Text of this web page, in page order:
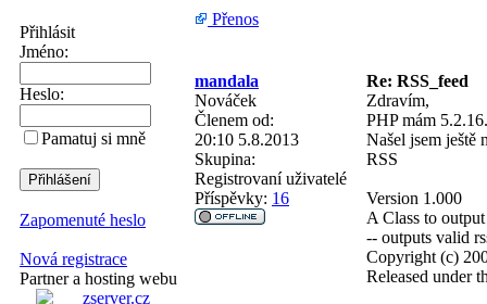
Přihlásit
Jméno:
Heslo:
Pamatuj si mně
Zapomenuté heslo
Nová registrace
Partner a hosting webu
Přenos
mandala
Re: RSS_feed
Nováček
Členem od:
20:10 5.8.2013
Skupina:
Registrovaní uživatelé
Příspěvky: 16
Zdravím,
PHP mám
Našel jsem ještě
RSS
Version 1.000
A Class to
-- outputs valid
Copyright (c)
Released under